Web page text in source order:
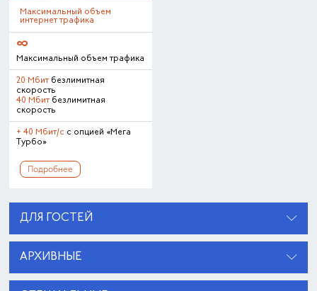
Максимальный объем
интернет трафика
∞
Максимальный объем трафика
20 Мбитбезлимитная
скорость
40 Мбитбезлимитная
скорость
+ 40 Мбит/с с опцией «Мега
Турбо»
Подробнее
ДЛЯ ГОСТЕЙ
АРХИВНЫЕ